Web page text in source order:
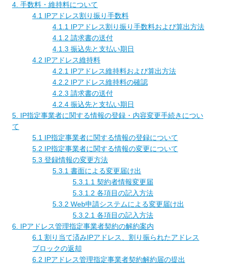
4. 手数料・維持料について
4.1 IPアドレス割り振り手数料
4.1.1 IPアドレス割り振り手数料および算出方法
4.1.2 請求書の送付
4.1.3 振込先と支払い期日
4.2 IPアドレス維持料
4.2.1 IPアドレス維持料および算出方法
4.2.2 IPアドレス維持料の確認
4.2.3 請求書の送付
4.2.4 振込先と支払い期日
5. IP指定事業者に関する情報の登録・内容変更手続きについ
て
5.1 IP指定事業者に関する情報の登録について
5.2 IP指定事業者に関する情報の変更について
5.3 登録情報の変更方法
5.3.1 書面による変更届け出
5.3.1.1 契約者情報変更届
5.3.1.2 各項目の記入方法
5.3.2 Web申請システムによる変更届け出
5.3.2.1 各項目の記入方法
6. IPアドレス管理指定事業者契約の解約案内
6.1 割り当て済みIPアドレス、割り振られたアドレス
ブロックの返却
6.2 IPアドレス管理指定事業者契約解約届の提出